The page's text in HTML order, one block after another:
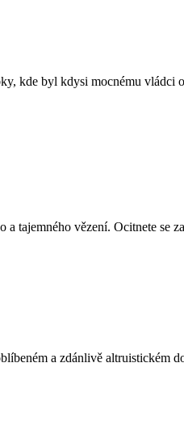
kde byl kdysi mocnému
a tajemného vězení. Ocitnete
a zdánlivě altruistickém